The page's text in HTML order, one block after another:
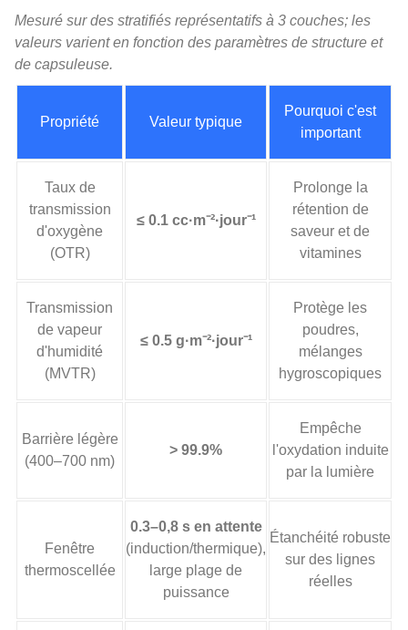
Mesuré sur des stratifiés représentatifs à 3 couches; les
valeurs varient en fonction des paramètres de structure et
de capsuleuse.
Propriété Valeur typique
Pourquoi c'est
important
Taux de
transmission
d'oxygène
(OTR)
≤ 0.1 cc·m⁻²·jour⁻¹
Prolonge la
rétention de
saveur et de
vitamines
Transmission
de vapeur
d'humidité
(MVTR)
≤ 0.5 g·m⁻²·jour⁻¹
Protège les
poudres,
mélanges
hygroscopiques
Barrière légère
(400–700 nm)
> 99.9%
Empêche
l'oxydation induite
par la lumière
Fenêtre
thermoscellée
0.3–0,8 s en attente
(induction/thermique),
large plage de
puissance
Étanchéité robuste
sur des lignes
réelles